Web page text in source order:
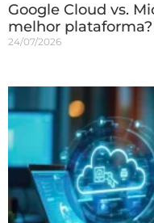
Google Cloud vs.
melhor plataforma?
24/07/2026